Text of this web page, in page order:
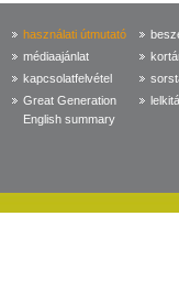
használati útmutató
médiaajánlat
kapcsolatfelvétel
Great Generation
English summary